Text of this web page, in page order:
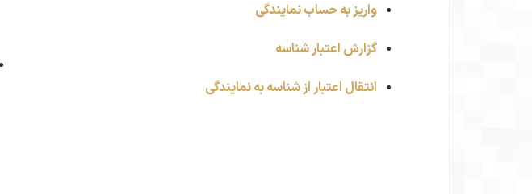
واریز به حساب نمایندگی
گزارش اعتبار شناسه
انتقال اعتبار از شناسه به نمایندگی